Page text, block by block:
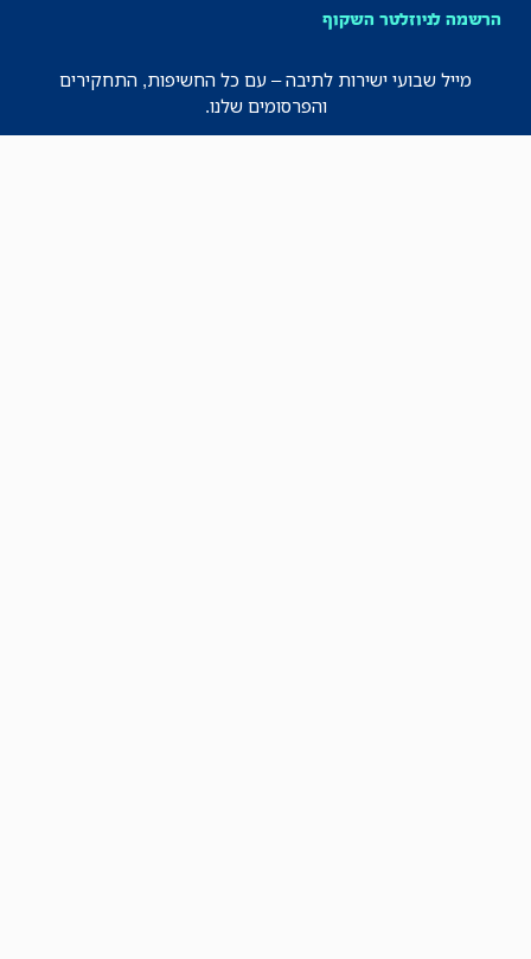
הרשמה לניוזלטר השקוף
מייל שבועי ישירות לתיבה – עם כל החשיפות, התחקירים
והפרסומים שלנו.